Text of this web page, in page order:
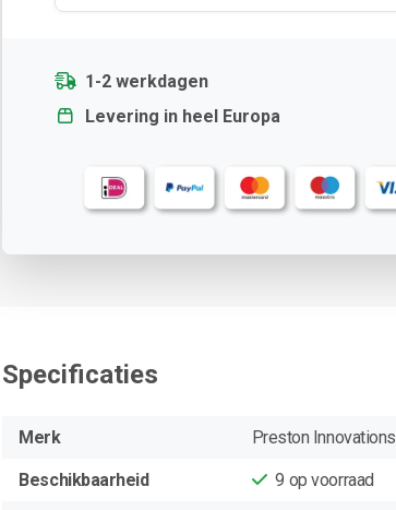
1-2 werkdagen
Levering in heel Europa
Specificaties
Merk Preston Innovations
Beschikbaarheid 9 op voorraad